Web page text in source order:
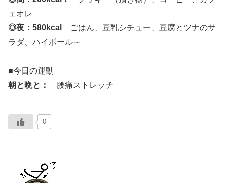
ェオレ
◎夜：580kcal
ごはん、豆乳シチュー、豆腐とツナのサ
ラダ、ハイボール～
■今日の運動
朝と晩と：
腰痛ストレッチ
0